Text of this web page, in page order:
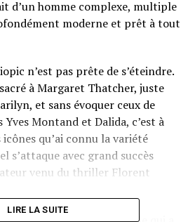
d’un homme complexe, multiple
moderne et prêt à tout
n’est pas prête de s’éteindre.
à Margaret Thatcher, juste
et sans évoquer ceux de
Montand et Dalida, c’est à
qu’ai connu la variété
s’attaque avec grand succès
venu du thriller Florent
LIRE LA SUITE